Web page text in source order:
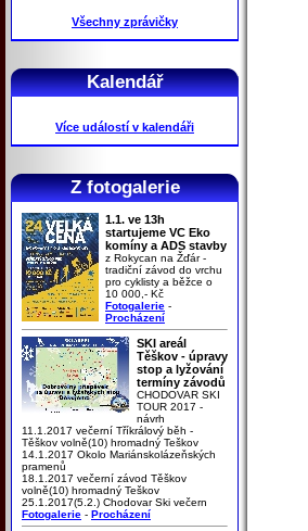
Všechny zprávičky
Kalendář
Více událostí v kalendáři
Z fotogalerie
1.1. ve 13h
startujeme VC Eko
komíny a ADS stavby
z Rokycan na Žďár -
tradiční závod do vrchu
pro cyklisty a běžce o
10 000,- Kč
Fotogalerie -
Procházení
SKI areál
Těškov - úpravy
stop a lyžování
termíny závodů
CHODOVAR SKI
TOUR 2017 -
návrh
11.1.2017 večerní Tříkrálový běh -
Těškov volně(10) hromadný Teškov
14.1.2017 Okolo Mariánskolázeňských
pramenů
18.1.2017 večerní závod Těškov
volně(10) hromadný Teškov
25.1.2017(5.2.) Chodovar Ski večern
Fotogalerie - Procházení